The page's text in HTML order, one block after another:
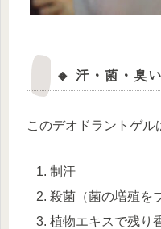
🔸 汗・菌・臭
このデオドラントゲル
制汗
殺菌（菌の増殖を
植物エキスで残り